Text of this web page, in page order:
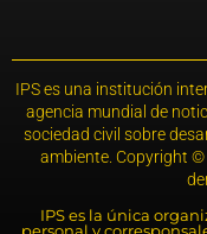
IPS es una institución
agencia mundial de
sociedad civil sobre
ambiente. Copyright ©
IPS es la única